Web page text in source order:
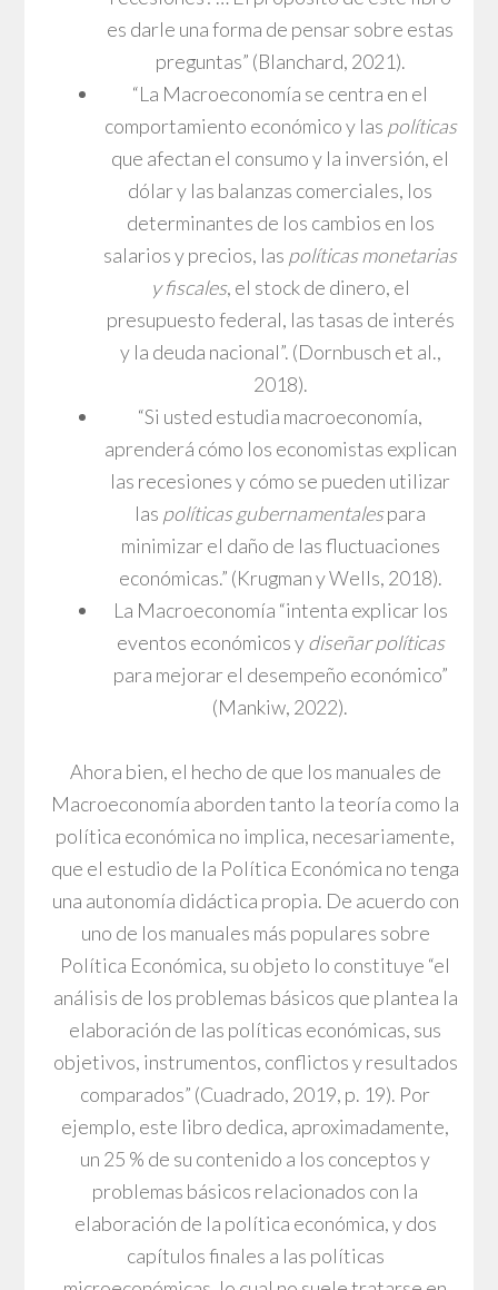
es darle una forma de pensar sobre estas
preguntas” (Blanchard, 2021).
“La Macroeconomía se centra en el
comportamiento económico y las políticas
que afectan el consumo y la inversión, el
dólar y las balanzas comerciales, los
determinantes de los cambios en los
salarios y precios, las políticas monetarias
y fiscales, el stock de dinero, el
presupuesto federal, las tasas de interés
y la deuda nacional”. (Dornbusch et al.,
2018).
“Si usted estudia macroeconomía,
aprenderá cómo los economistas explican
las recesiones y cómo se pueden utilizar
las políticas gubernamentalespara
minimizar el daño de las fluctuaciones
económicas.” (Krugman y Wells, 2018).
La Macroeconomía “intenta explicar los
eventos económicos ydiseñar políticas
para mejorar el desempeño económico”
(Mankiw, 2022).
Ahora bien, el hecho de que los manuales de
Macroeconomía aborden tanto la teoría como la
política económica no implica, necesariamente,
que el estudio de la Política Económica no tenga
una autonomía didáctica propia. De acuerdo con
uno de los manuales más populares sobre
Política Económica, su objeto lo constituye “el
análisis de los problemas básicos que plantea la
elaboración de las políticas económicas, sus
objetivos, instrumentos, conflictos y resultados
comparados” (Cuadrado, 2019, p. 19). Por
ejemplo, este libro dedica, aproximadamente,
un 25 % de su contenido a los conceptos y
problemas básicos relacionados con la
elaboración de la política económica, y dos
capítulos finales a las políticas